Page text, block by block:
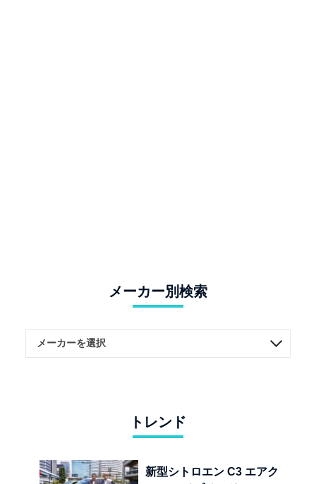
メーカー別検索
トレンド
新型シトロエン C3 エアク